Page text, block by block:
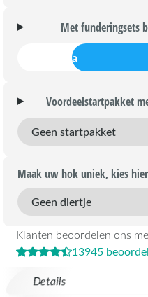
Details
Klanten beoordelen ons
13945
Met funderingsets
Ja
Voordeelstartpakket
Maak uw hok uniek, kies